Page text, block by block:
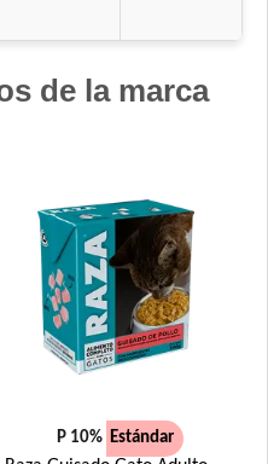
de la marca
P 10% Estándar